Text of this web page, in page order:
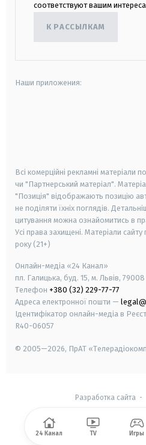
соответствуют вашим
К РАССЫЛКАМ
Наши приложения:
Всі комерційні рекламні матеріали
чи "Партнерський матеріал".
"Позиція" відображають позицію
не поділяти їхніх поглядів.
цитування можна ознайомитись в
Усі права захищені. Матеріали сайту
року (21+)
Онлайн-медіа «24 Канал»
пл. Галицька, буд. 15, м. Львів, 79008
Телефон +380 (32) 229-77-77
Адреса електронної пошти —
Ідентифікатор онлайн-медіа в
R40-06057
© 2005—2026, ПрАТ
Разработка сайта -
24 Канал TV Игры